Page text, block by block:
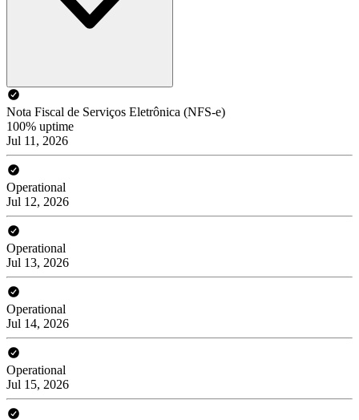
Nota Fiscal de Serviços Eletrônica (NFS-e)
100% uptime
Jul 11, 2026
Operational
Jul 12, 2026
Operational
Jul 13, 2026
Operational
Jul 14, 2026
Operational
Jul 15, 2026